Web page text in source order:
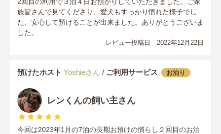
族皆さんで見てくださり、愛犬もすっかり慣れた様子でし
た。安心して預けることが出来ました。ありがとうございま
した。
レビュー投稿日 2022年12月22日
預けたホスト Yoshieさん / ご利用サービス お泊り
レンくんの飼い主さん
今回は2023年1月の7泊の長期お預けの慣らし２回目のお泊